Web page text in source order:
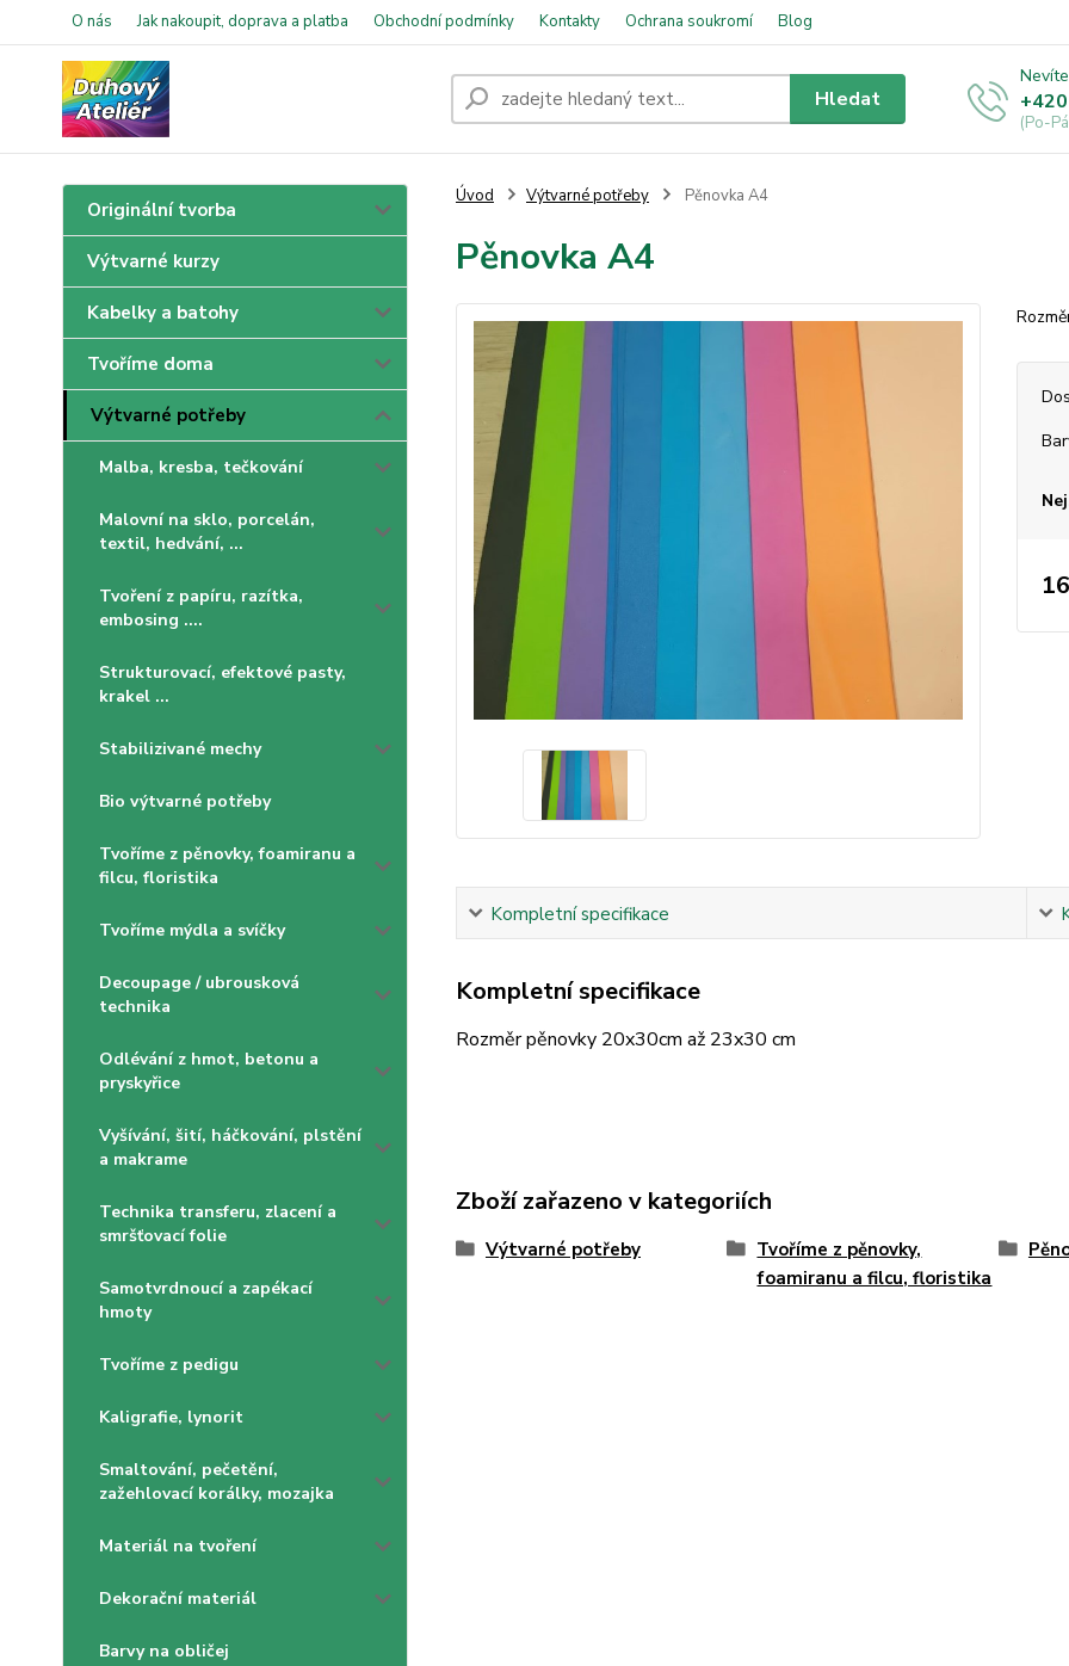
O nás Jak nakoupit, doprava a platba Obchodní podmínky Kontakty Ochrana soukromí Blog
Hledat
(Po-
Originální tvorba
Výtvarné kurzy
Kabelky a batohy
Tvoříme doma
Výtvarné potřeby
Malba, kresba, tečkování
Malovní na sklo, porcelán,
textil, hedvání, ...
Tvoření z papíru, razítka,
embosing ....
Strukturovací, efektové pasty,
krakel ...
Stabilizivané mechy
Bio výtvarné potřeby
Tvoříme z pěnovky, foamiranu a
filcu, floristika
Tvoříme mýdla a svíčky
Decoupage / ubrousková
technika
Odlévání z hmot, betonu a
pryskyřice
Vyšívání, šití, háčkování, plstění
a makrame
Technika transferu, zlacení a
smršťovací folie
Samotvrdnoucí a zapékací
hmoty
Tvoříme z pedigu
Kaligrafie, lynorit
Smaltování, pečetění,
zažehlovací korálky, mozajka
Materiál na tvoření
Dekorační materiál
Barvy na obličej
Úvod Výtvarné potřeby Pěnovka A4
Pěnovka A4
Kompletní specifikace
Kompletní specifikace
Rozměr pěnovky 20x30cm až 23x30 cm
Zboží zařazeno v kategoriích
Výtvarné potřeby
Tvoříme z pěnovky,
foamiranu a filcu, floristika